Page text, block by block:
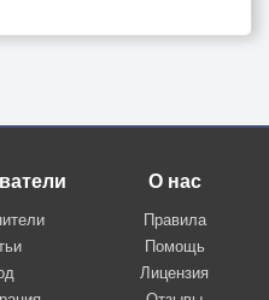
О нас
Правила
Помощь
Лицензия